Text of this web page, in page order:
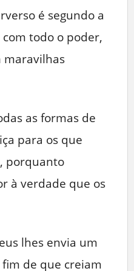
é segundo a
com todo o poder,
maravilhas
as formas de
para os que
porquanto
à verdade que os
lhes envia um
de que creiam